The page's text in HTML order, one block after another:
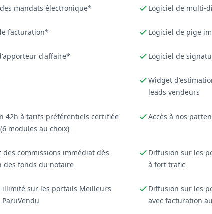
mandats électronique* Logiciel de multi-
facturation* Logiciel de pige
d'affaire* Logiciel de
Widget
leads vendeurs
42h à tarifs préférentiels certifiée
modules au choix)
Accès à nos
des commissions immédiat dès
des fonds du notaire
Diffusion sur les
à fort trafic
illimité sur les portails Meilleurs
Diffusion sur les
avec facturation